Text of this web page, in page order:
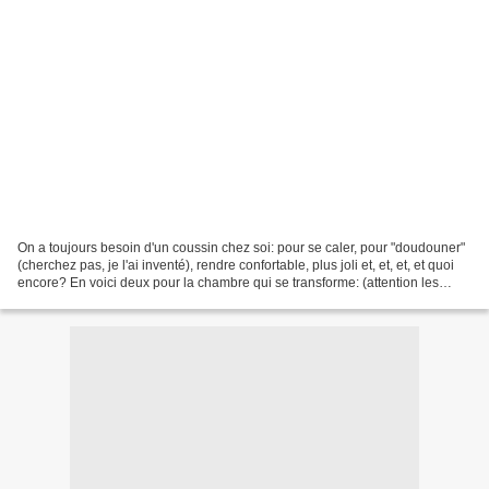
On a toujours besoin d'un coussin chez soi: pour se caler, pour "doudouner"
(cherchez pas, je l'ai inventé), rendre confortable, plus joli et, et, et, et quoi
encore? En voici deux pour la chambre qui se transforme: (attention les